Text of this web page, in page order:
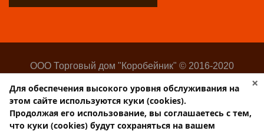
ООО Торговый дом "Коробейник" © 2016-2020
изделий
Разработка:Web-студия Websilon
Поддержка сайта —ООО «Центр-Интернет»
×
Для обеспечения высокого уровня обслуживания на
этом сайте используются куки (cookies).
Продолжая его использование, вы соглашаетесь с тем,
что куки (cookies) будут сохраняться на вашем